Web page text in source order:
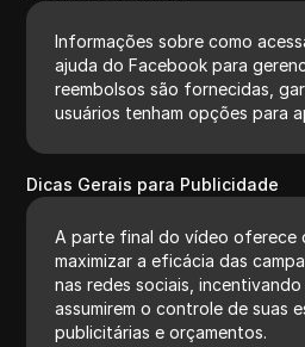
Informações sobre como
ajuda do Facebook para
reembolsos são fornecidas,
usuários tenham opções para
Dicas Gerais para Publicidade
A parte final do vídeo oferece
maximizar a eficácia das
nas redes sociais,
assumirem o controle de suas
publicitárias e orçamentos.